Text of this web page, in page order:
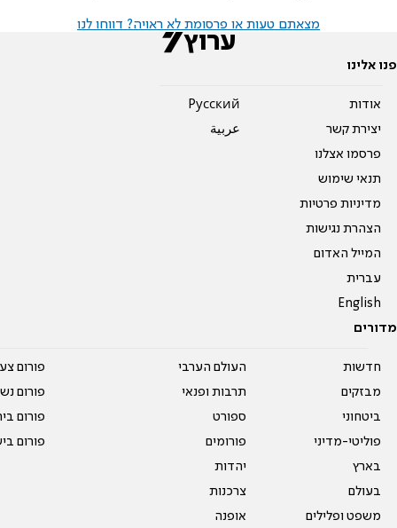
מצאתם טעות או פרסומת לא ראויה? דווחו לנו
פנו אלינו
אודות
יצירת קשר
פרסמו אצלנו
תנאי שימוש
מדיניות פרטיות
הצהרת נגישות
המייל האדום
עברית
English
Pусский
عربية
מדורים
חדשות
מבזקים
ביטחוני
פוליטי-מדיני
בארץ
בעולם
משפט ופלילים
העולם הערבי
תרבות ופנאי
ספורט
פורומים
יהדות
צרכנות
אופנה
פורום
פורום
פורום
פורום